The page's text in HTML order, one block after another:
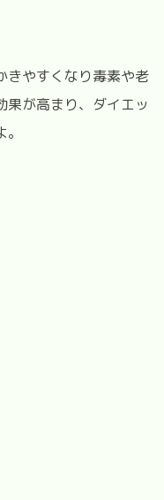
きやすくなり毒素や老
果が高まり、ダイエッ